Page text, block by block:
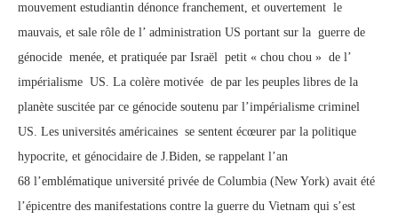
mouvement estudiantin dénonce franchement, et ouvertement le
mauvais, et sale rôle de l’ administration US portant sur la guerre de
génocide menée, et pratiquée par Israël petit « chou chou » de l’
impérialisme US. La colère motivée de par les peuples libres de la
planète suscitée par ce génocide soutenu par l’impérialisme criminel
US. Les universités américaines se sentent écœurer par la politique
hypocrite, et génocidaire de J.Biden, se rappelant l’an
68 l’emblématique université privée de Columbia (New York) avait été
l’épicentre des manifestations contre la guerre du Vietnam qui s’est